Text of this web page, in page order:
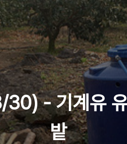
30) - 기계유
밭